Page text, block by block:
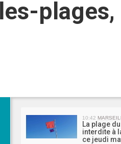
10:42
La plage
interdite à
ce jeudi